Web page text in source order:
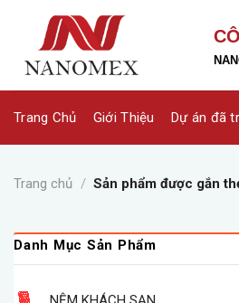
content
Trang Chủ Giới Thiệu Dự án đã
Trang chủ / Sản phẩm được gắn
Danh Mục Sản Phẩm